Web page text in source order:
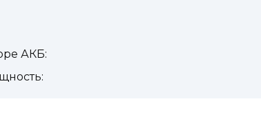
АКБ: